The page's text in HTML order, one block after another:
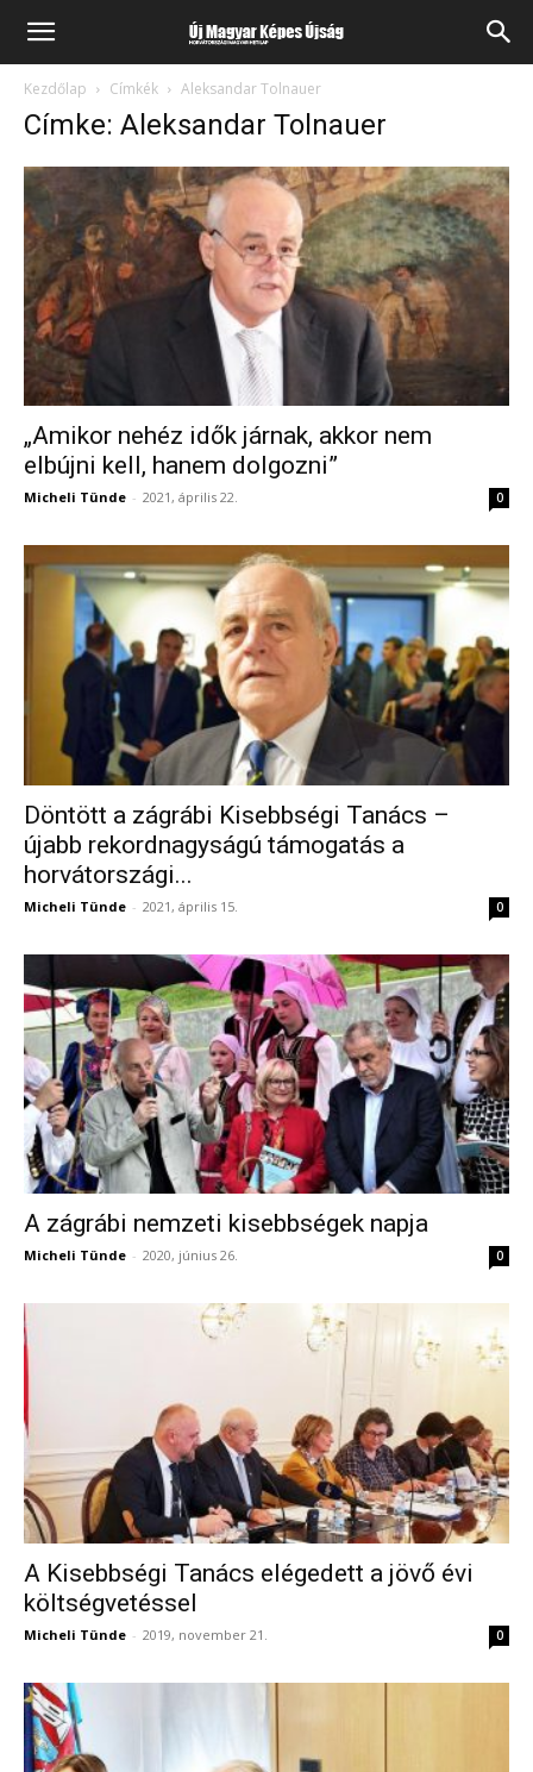
Kezdőlap Címkék Aleksandar Tolnauer
Címke: Aleksandar Tolnauer
„Amikor nehéz idők járnak, akkor nem
elbújni kell, hanem dolgozni”
Micheli Tünde - 2021, április 22. 0
Döntött a zágrábi Kisebbségi Tanács –
újabb rekordnagyságú támogatás a
horvátországi...
Micheli Tünde - 2021, április 15. 0
A zágrábi nemzeti kisebbségek napja
Micheli Tünde - 2020, június 26. 0
A Kisebbségi Tanács elégedett a jövő évi
költségvetéssel
Micheli Tünde - 2019, november 21. 0